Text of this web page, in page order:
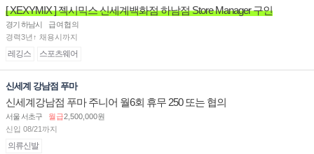
[ XEXYMIX ] 젝시믹스 신세계백화점 하남점 Store Manager 구인
경기 하남시
급여협의
경력3년↑ 채용시까지
레깅스 스포츠웨어
신세계 강남점 푸마
신세계강남점 푸마 주니어 월6회 휴무 250 또는 협의
서울 서초구 월급2,500,000원
신입 08/21까지
의류신발